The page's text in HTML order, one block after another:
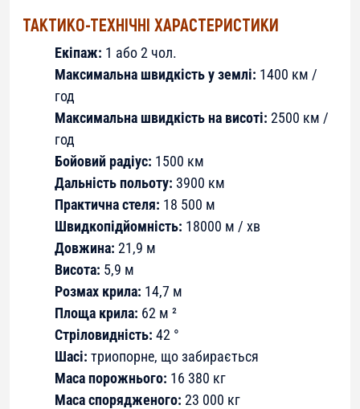
ТАКТИКО-ТЕХНІЧНІ ХАРАСТЕРИСТИКИ
Екіпаж: 1 або 2 чол.
Максимальна швидкість у землі: 1400 км /
год
Максимальна швидкість на висоті: 2500 км /
год
Бойовий радіус: 1500 км
Дальність польоту: 3900 км
Практична стеля: 18 500 м
Швидкопідйомність: 18000 м / хв
Довжина: 21,9 м
Висота: 5,9 м
Розмах крила: 14,7 м
Площа крила: 62 м ²
Стріловидність: 42 °
Шасі: триопорне, що забирається
Маса порожнього: 16 380 кг
Маса спорядженого: 23 000 кг